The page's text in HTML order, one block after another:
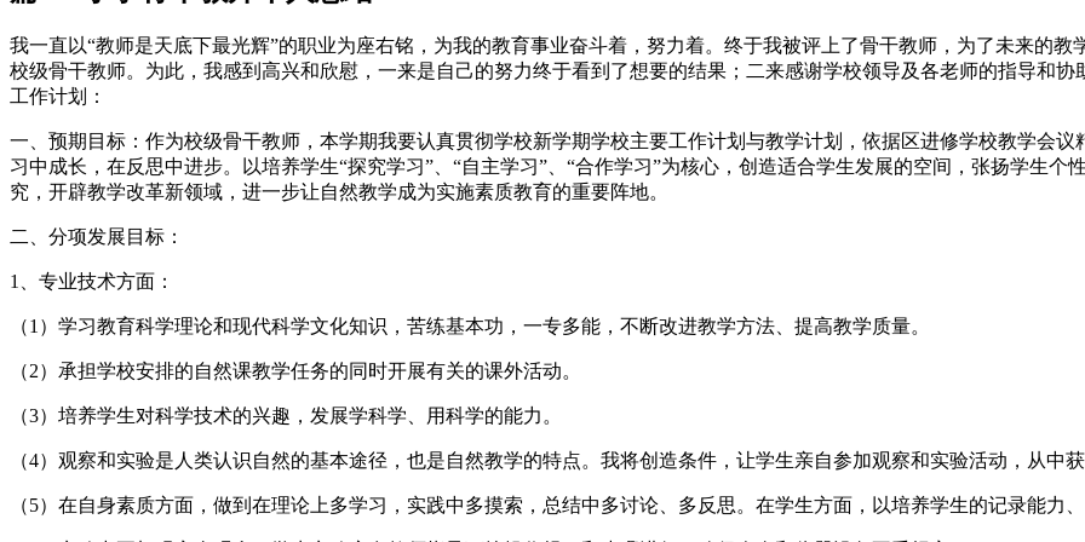
我一直以“教师是天底下最光辉”的职业为座右铭，为我的教育事业奋斗着，努力着。终于我被评上了骨干教师，为了未来的
校级骨干教师。为此，我感到高兴和欣慰，一来是自己的努力终于看到了想要的结果；二来感谢学校领导及各老师的指导和
工作计划：
一、预期目标：作为校级骨干教师，本学期我要认真贯彻学校新学期学校主要工作计划与教学计划，依据区进修学校教学会
习中成长，在反思中进步。以培养学生“探究学习”、“自主学习”、“合作学习”为核心，创造适合学生发展的空间，张扬学生
究，开辟教学改革新领域，进一步让自然教学成为实施素质教育的重要阵地。
二、分项发展目标：
1、专业技术方面：
（1）学习教育科学理论和现代科学文化知识，苦练基本功，一专多能，不断改进教学方法、提高教学质量。
（2）承担学校安排的自然课教学任务的同时开展有关的课外活动。
（3）培养学生对科学技术的兴趣，发展学科学、用科学的能力。
（4）观察和实验是人类认识自然的基本途径，也是自然教学的特点。我将创造条件，让学生亲自参加观察和实验活动，从中
（5）在自身素质方面，做到在理论上多学习，实践中多摸索，总结中多讨论、多反思。在学生方面，以培养学生的记录能力